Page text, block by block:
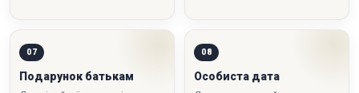
07
Подарунок батькам
08
Особиста дата